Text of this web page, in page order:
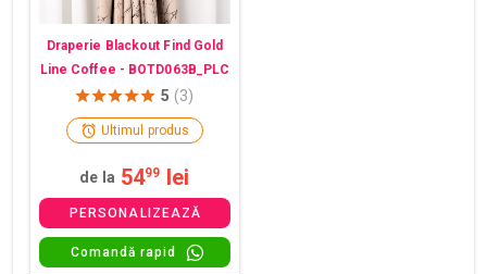
Draperie Blackout Find Gold
Line Coffee - BOTD063B_PLC
5 (3)
Ultimul produs
de la 5499 lei
PERSONALIZEAZĂ
Comandă rapid